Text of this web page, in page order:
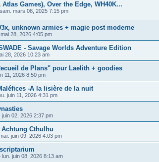
Games), Over the Edge, WH40K...
sam. mars 08, 2025 7:15 pm
unknown armies + magie post moderne
28, 2026 4:05 pm
- Savage Worlds Adventure Edition
28, 2026 10:23 am
de Plans" pour Laelith + goodies
11, 2026 8:50 pm
-A la lisière de la nuit
juin 11, 2026 4:31 pm
juin 02, 2026 2:37 pm
Achtung Cthulhu
juin 09, 2026 4:03 pm
lun. juin 08, 2026 8:13 am